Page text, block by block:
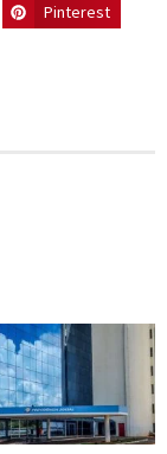
Pinterest